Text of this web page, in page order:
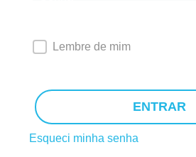
Lembre de mim
ENTRAR
Esqueci minha senha